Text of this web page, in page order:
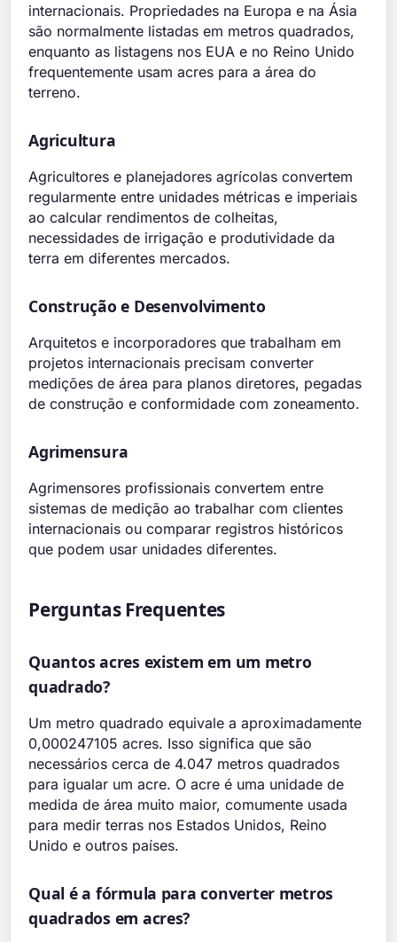
internacionais. Propriedades na Europa e na Ásia
são normalmente listadas em metros quadrados,
enquanto as listagens nos EUA e no Reino Unido
frequentemente usam acres para a área do
terreno.
Agricultura
Agricultores e planejadores agrícolas convertem
regularmente entre unidades métricas e imperiais
ao calcular rendimentos de colheitas,
necessidades de irrigação e produtividade da
terra em diferentes mercados.
Construção e Desenvolvimento
Arquitetos e incorporadores que trabalham em
projetos internacionais precisam converter
medições de área para planos diretores, pegadas
de construção e conformidade com zoneamento.
Agrimensura
Agrimensores profissionais convertem entre
sistemas de medição ao trabalhar com clientes
internacionais ou comparar registros históricos
que podem usar unidades diferentes.
Perguntas Frequentes
Quantos acres existem em um metro
quadrado?
Um metro quadrado equivale a aproximadamente
0,000247105 acres. Isso significa que são
necessários cerca de 4.047 metros quadrados
para igualar um acre. O acre é uma unidade de
medida de área muito maior, comumente usada
para medir terras nos Estados Unidos, Reino
Unido e outros países.
Qual é a fórmula para converter metros
quadrados em acres?